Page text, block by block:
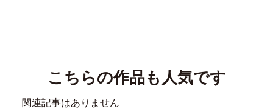
こちらの作品も人気です
関連記事はありません